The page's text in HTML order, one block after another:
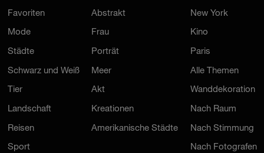
Favoriten
Mode
Städte
Schwarz und Weiß
Tier
Landschaft
Reisen
Sport
Abstrakt
Frau
Porträt
Meer
Akt
Kreationen
Amerikanische Städte
New York
Kino
Paris
Alle Themen
Wanddekoration
Nach Raum
Nach Stimmung
Nach Fotografen